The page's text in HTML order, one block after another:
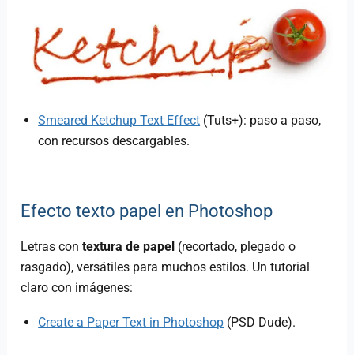
Smeared Ketchup Text Effect (Tuts+): paso a paso,
con recursos descargables.
Efecto texto papel en Photoshop
Letras contextura de papel (recortado, plegado o
rasgado), versátiles para muchos estilos. Un tutorial
claro con imágenes:
Create a Paper Text in Photoshop (PSD Dude).